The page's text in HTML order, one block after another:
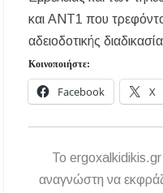
και ΑΝΤ1 που
αδειοδοτικής
Κοινοποιήστε:
Facebook X
To ergoxalkidikis.gr
αναγνώστη να